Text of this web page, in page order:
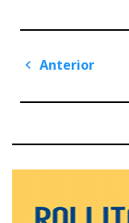
Navegación
entradas
Anterior